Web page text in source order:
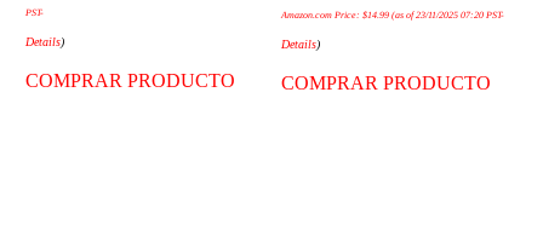
PST-
Details)
COMPRAR PRODUCTO
Amazon.com Price:$14.99 (as of 23/11/2025 07:20 PST-
Details)
COMPRAR PRODUCTO